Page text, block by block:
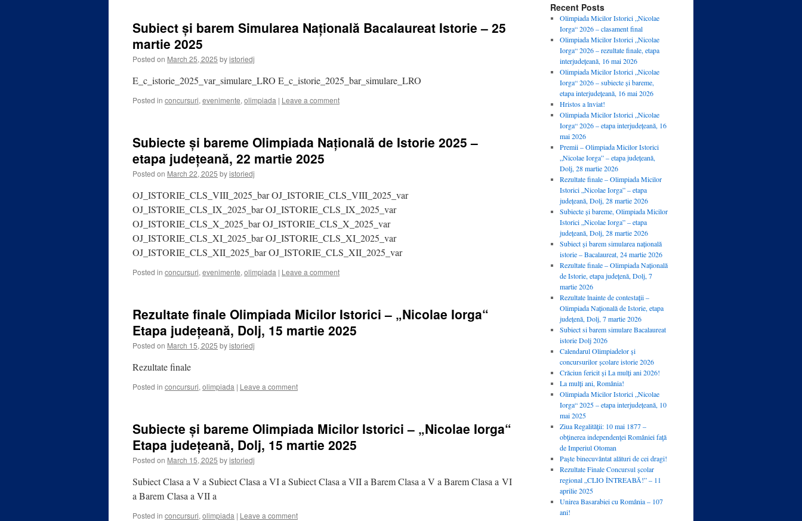
Subiect și barem Simularea Națională Bacalaureat Istorie – 25
martie 2025
Posted on March 25, 2025 byistoriedj
E_c_istorie_2025_var_simulare_LRO E_c_istorie_2025_bar_simulare_LRO
Posted in concursuri, evenimente, olimpiada | Leave a comment
Subiecte și bareme Olimpiada Națională de Istorie 2025 –
etapa județeană, 22 martie 2025
Posted on March 22, 2025 byistoriedj
OJ_ISTORIE_CLS_VIII_2025_bar OJ_ISTORIE_CLS_VIII_2025_var
OJ_ISTORIE_CLS_IX_2025_bar OJ_ISTORIE_CLS_IX_2025_var
OJ_ISTORIE_CLS_X_2025_bar OJ_ISTORIE_CLS_X_2025_var
OJ_ISTORIE_CLS_XI_2025_bar OJ_ISTORIE_CLS_XI_2025_var
OJ_ISTORIE_CLS_XII_2025_bar OJ_ISTORIE_CLS_XII_2025_var
Posted in concursuri, evenimente, olimpiada | Leave a comment
Rezultate finale Olimpiada Micilor Istorici – „Nicolae Iorga“
Etapa județeană, Dolj, 15 martie 2025
Posted on March 15, 2025 byistoriedj
Rezultate finale
Posted in concursuri, olimpiada | Leave a comment
Subiecte și bareme Olimpiada Micilor Istorici – „Nicolae Iorga“
Etapa județeană, Dolj, 15 martie 2025
Posted on March 15, 2025 byistoriedj
Subiect Clasa a V a Subiect Clasa a VI a Subiect Clasa a VII a Barem Clasa a V a Barem Clasa a VI
a Barem Clasa a VII a
Posted in concursuri, olimpiada | Leave a comment
Recent Posts
Olimpiada Micilor Istorici „Nicolae
Iorga“ 2026 – clasament final
Olimpiada Micilor Istorici „Nicolae
Iorga“ 2026 – rezultate finale, etapa
interjudețeană, 16 mai 2026
Olimpiada Micilor Istorici „Nicolae
Iorga“ 2026 – subiecte și bareme,
etapa interjudețeană, 16 mai 2026
Hristos a înviat!
Olimpiada Micilor Istorici „Nicolae
Iorga“ 2026 – etapa interjudețeană, 16
mai 2026
Premii – Olimpiada Micilor Istorici
„Nicolae Iorga” – etapa județeană,
Dolj, 28 martie 2026
Rezultate finale – Olimpiada Micilor
Istorici „Nicolae Iorga” – etapa
județeană, Dolj, 28 martie 2026
Subiecte și bareme, Olimpiada Micilor
Istorici „Nicolae Iorga” – etapa
județeană, Dolj, 28 martie 2026
Subiect și barem simularea națională
istorie – Bacalaureat, 24 martie 2026
Rezultate finale – Olimpiada Națională
de Istorie, etapa județenă, Dolj, 7
martie 2026
Rezultate înainte de contestații –
Olimpiada Națională de Istorie, etapa
județenă, Dolj, 7 martie 2026
Subiect si barem simulare Bacalaureat
istorie Dolj 2026
Calendarul Olimpiadelor și
concursurilor școlare istorie 2026
Crăciun fericit și La mulți ani 2026!
La mulți ani, România!
Olimpiada Micilor Istorici „Nicolae
Iorga“ 2025 – etapa interjudețeană, 10
mai 2025
Ziua Regalităţii: 10 mai 1877 –
obţinerea independenţei României faţă
de Imperiul Otoman
Paște binecuvântat alături de cei dragi!
Rezultate Finale Concursul școlar
regional „CLIO ÎNTREABĂ!” – 11
aprilie 2025
Unirea Basarabiei cu România – 107
ani!